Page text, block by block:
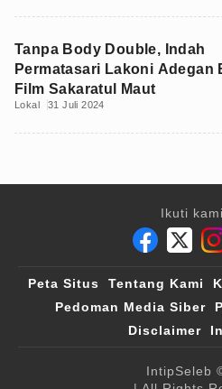
Tanpa Body Double, Indah
Permatasari Lakoni Adegan
Film Sakaratul Maut
Lokal 31 Juli 2024
Ikuti
Peta Situs Tentang Kami
Pedoman Media Siber
Disclaimer
IntipSeleb